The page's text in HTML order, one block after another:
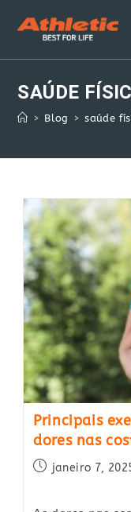
SAÚDE
> Blog > saúde
Principais
dores nas
Postjaneiro 7,